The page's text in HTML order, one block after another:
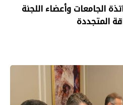
الجامعات وأعضاء اللجنة
المتجددة